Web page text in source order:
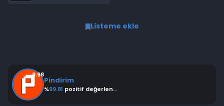
Listeme ekle
9.98
Pindirim
%99.81 pozitif değerlendirme